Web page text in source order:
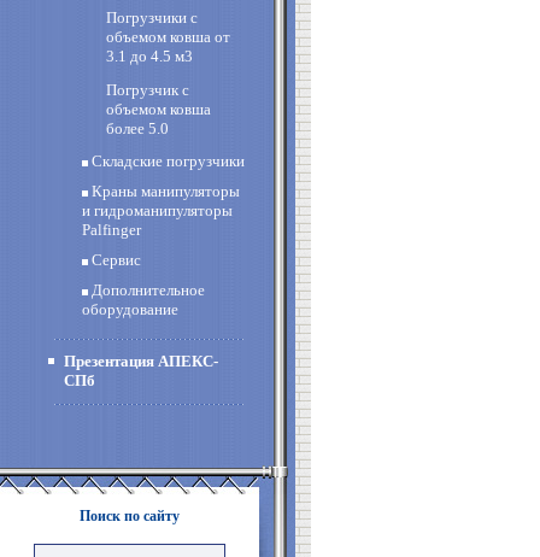
Погрузчики с
объемом ковша от
3.1 до 4.5 м3
Погрузчик с
объемом ковша
более 5.0
Складские погрузчики
Краны манипуляторы
и гидроманипуляторы
Palfinger
Сервис
Дополнительное
оборудование
Презентация АПЕКС-
СПб
Поиск по сайту